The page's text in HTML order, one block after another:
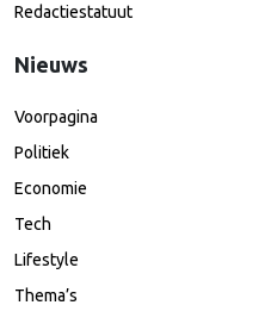
Redactiestatuut
Nieuws
Voorpagina
Politiek
Economie
Tech
Lifestyle
Thema’s